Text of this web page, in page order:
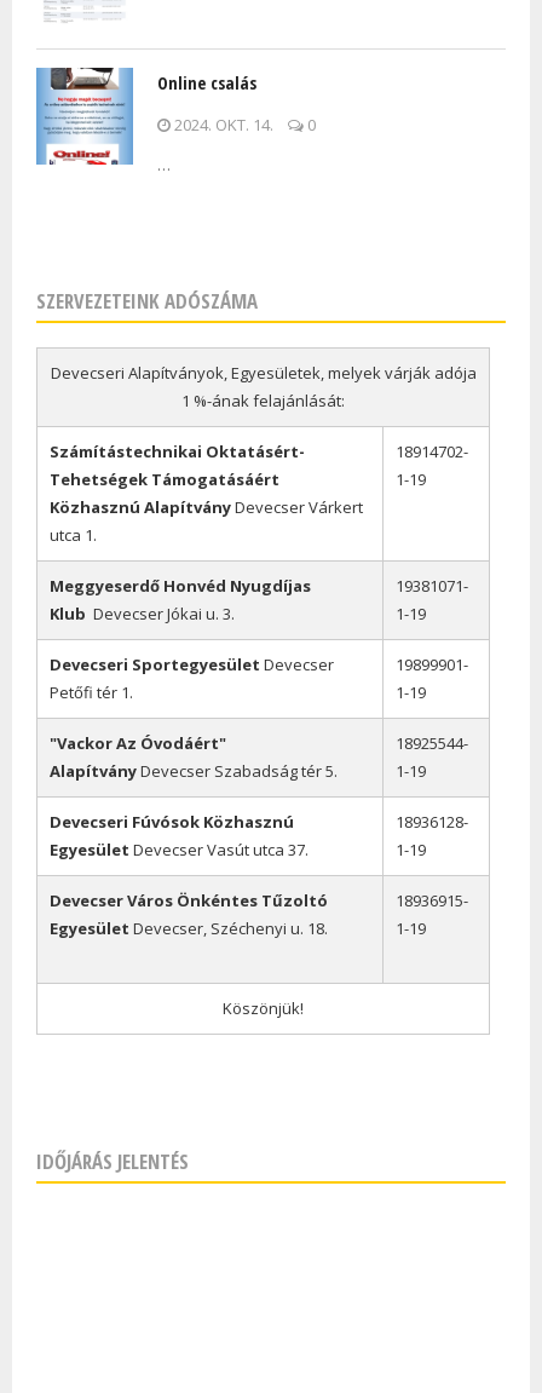
Online csalás
2024. OKT. 14.
0
…
SZERVEZETEINK ADÓSZÁMA
Devecseri Alapítványok, Egyesületek, melyek várják adója
1 %-ának felajánlását:
Számítástechnikai Oktatásért-
Tehetségek Támogatásáért
Közhasznú AlapítványDevecser Várkert
utca 1.
18914702-
1-19
Meggyeserdő Honvéd Nyugdíjas
Klub Devecser Jókai u. 3.
19381071-
1-19
Devecseri Sportegyesület Devecser
Petőfi tér 1.
19899901-
1-19
"Vackor Az Óvodáért"
AlapítványDevecser Szabadság tér 5.
18925544-
1-19
Devecseri Fúvósok Közhasznú
Egyesület Devecser Vasút utca 37.
18936128-
1-19
Devecser Város Önkéntes Tűzoltó
Egyesület Devecser, Széchenyi u. 18.
18936915-
1-19
Köszönjük!
IDŐJÁRÁS JELENTÉS